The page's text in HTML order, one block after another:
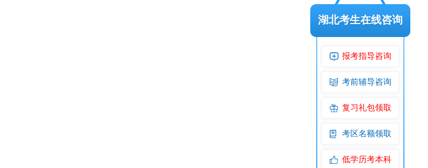
湖北考生在线咨询
报考指导咨询
考前辅导咨询
复习礼包领取
考区名额领取
低学历考本科